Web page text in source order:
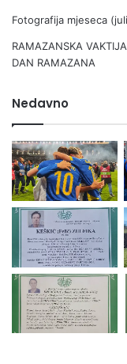
Fotografija mjeseca
RAMAZANSKA
DAN RAMAZANA
Nedavno